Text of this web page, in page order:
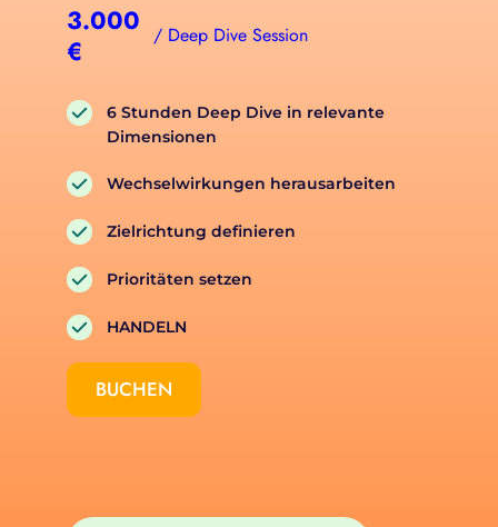
3.000
€
/ Deep Dive Session
6 Stunden Deep Dive in relevante
Dimensionen
Wechselwirkungen herausarbeiten
Zielrichtung definieren
Prioritäten setzen
HANDELN
BUCHEN